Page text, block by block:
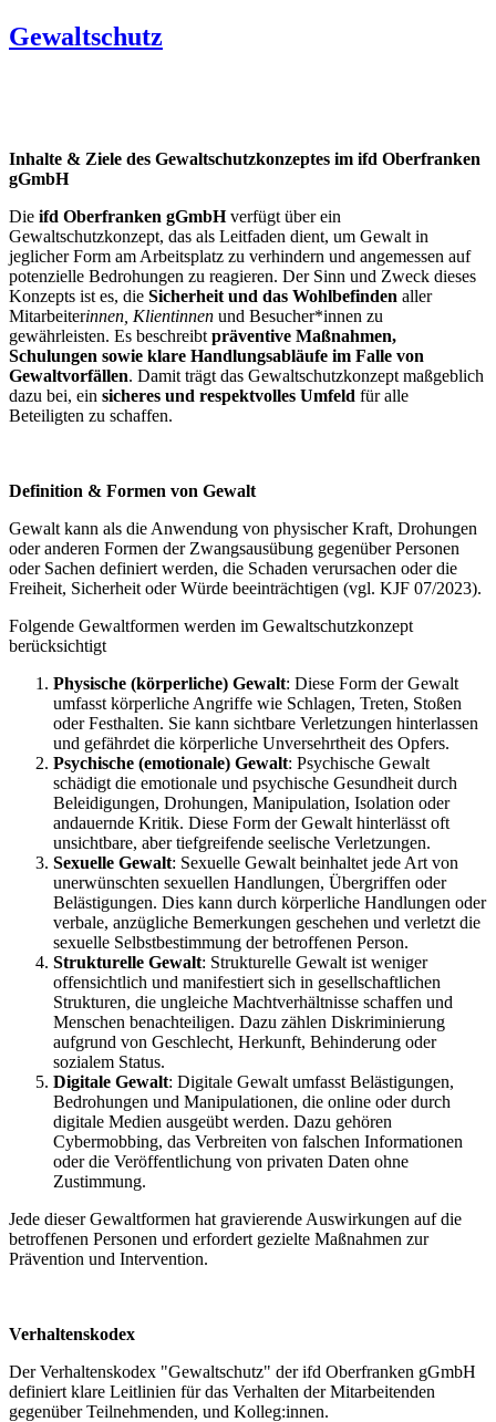
Gewaltschutz
Inhalte & Ziele des Gewaltschutzkonzeptes im ifd Oberfranken
gGmbH
Die ifd Oberfranken gGmbHverfügt über ein
Gewaltschutzkonzept, das als Leitfaden dient, um Gewalt in
jeglicher Form am Arbeitsplatz zu verhindern und angemessen auf
potenzielle Bedrohungen zu reagieren. Der Sinn und Zweck dieses
Konzepts ist es, die Sicherheit und das Wohlbefinden aller
Mitarbeiterinnen, Klientinnen und Besucher*innen zu
gewährleisten. Es beschreibt präventive Maßnahmen,
Schulungen sowie klare Handlungsabläufe im Falle von
Gewaltvorfällen. Damit trägt das Gewaltschutzkonzept maßgeblich
dazu bei, ein sicheres und respektvolles Umfeld für alle
Beteiligten zu schaffen.
Definition & Formen von Gewalt
Gewalt kann als die Anwendung von physischer Kraft, Drohungen
oder anderen Formen der Zwangsausübung gegenüber Personen
oder Sachen definiert werden, die Schaden verursachen oder die
Freiheit, Sicherheit oder Würde beeinträchtigen (vgl. KJF 07/2023).
Folgende Gewaltformen werden im Gewaltschutzkonzept
berücksichtigt
Physische (körperliche) Gewalt: Diese Form der Gewalt
umfasst körperliche Angriffe wie Schlagen, Treten, Stoßen
oder Festhalten. Sie kann sichtbare Verletzungen hinterlassen
und gefährdet die körperliche Unversehrtheit des Opfers.
Psychische (emotionale) Gewalt: Psychische Gewalt
schädigt die emotionale und psychische Gesundheit durch
Beleidigungen, Drohungen, Manipulation, Isolation oder
andauernde Kritik. Diese Form der Gewalt hinterlässt oft
unsichtbare, aber tiefgreifende seelische Verletzungen.
Sexuelle Gewalt: Sexuelle Gewalt beinhaltet jede Art von
unerwünschten sexuellen Handlungen, Übergriffen oder
Belästigungen. Dies kann durch körperliche Handlungen oder
verbale, anzügliche Bemerkungen geschehen und verletzt die
sexuelle Selbstbestimmung der betroffenen Person.
Strukturelle Gewalt: Strukturelle Gewalt ist weniger
offensichtlich und manifestiert sich in gesellschaftlichen
Strukturen, die ungleiche Machtverhältnisse schaffen und
Menschen benachteiligen. Dazu zählen Diskriminierung
aufgrund von Geschlecht, Herkunft, Behinderung oder
sozialem Status.
Digitale Gewalt: Digitale Gewalt umfasst Belästigungen,
Bedrohungen und Manipulationen, die online oder durch
digitale Medien ausgeübt werden. Dazu gehören
Cybermobbing, das Verbreiten von falschen Informationen
oder die Veröffentlichung von privaten Daten ohne
Zustimmung.
Jede dieser Gewaltformen hat gravierende Auswirkungen auf die
betroffenen Personen und erfordert gezielte Maßnahmen zur
Prävention und Intervention.
Verhaltenskodex
Der Verhaltenskodex "Gewaltschutz" der ifd Oberfranken gGmbH
definiert klare Leitlinien für das Verhalten der Mitarbeitenden
gegenüber Teilnehmenden, und Kolleg:innen.